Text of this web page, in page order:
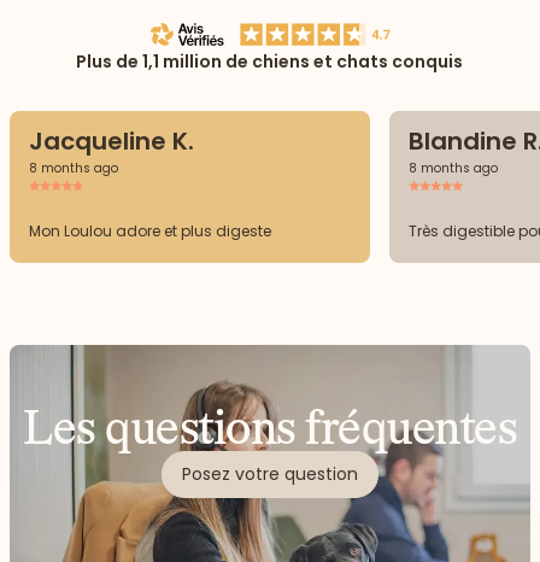
Plus de 1,1 million de chiens et chats conquis
Jacqueline K.
8 months ago
Mon Loulou adore et plus digeste
Blandine
8 months ago
Très digestible
Les questions fréquentes
Posez votre question